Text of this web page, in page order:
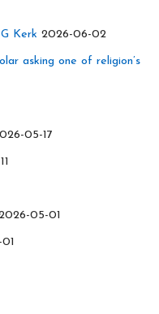
Kerk 2026-06-02
asking one of religion’s
05-17
05-01